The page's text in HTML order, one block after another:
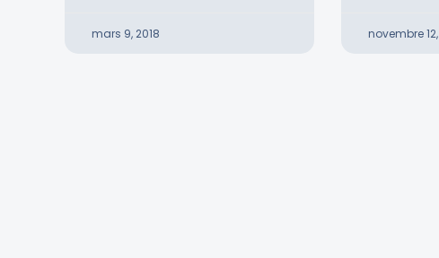
mars 9, 2018 novembre 12,